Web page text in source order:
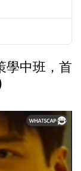
學中班，首